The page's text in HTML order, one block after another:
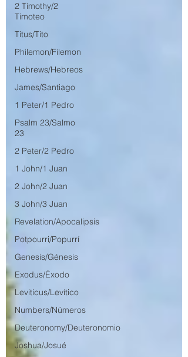
2 Timothy/2
Timoteo
Titus/Tito
Philemon/Filemon
Hebrews/Hebreos
James/Santiago
1 Peter/1 Pedro
Psalm 23/Salmo
23
2 Peter/2 Pedro
1 John/1 Juan
2 John/2 Juan
3 John/3 Juan
Revelation/Apocalipsis
Potpourri/Popurrí
Genesis/Génesis
Exodus/Éxodo
Leviticus/Levítico
Numbers/Números
Deuteronomy/Deuteronomio
Joshua/Josué